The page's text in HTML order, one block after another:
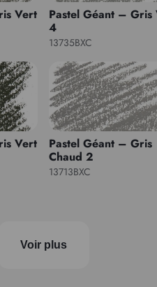
Vert
Pastel Géant – Gris
4
13735BXC
Vert
Pastel Géant – Gris
Chaud 2
13713BXC
Voir plus